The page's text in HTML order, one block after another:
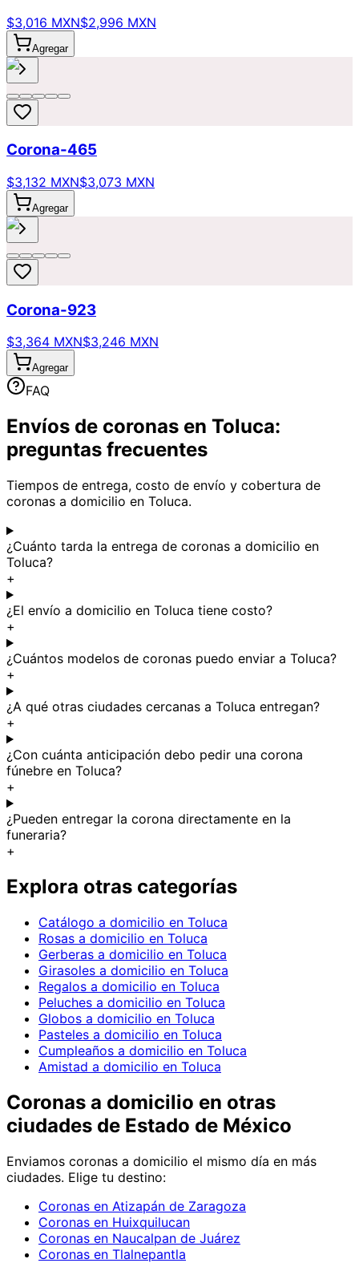
$3,016 MXN$2,996 MXN
Agregar
Corona-465
$3,132 MXN$3,073 MXN
Agregar
Corona-923
$3,364 MXN$3,246 MXN
Agregar
FAQ
Envíos de coronas en Toluca:
preguntas frecuentes
Tiempos de entrega, costo de envío y cobertura de
coronas a domicilio en Toluca.
¿Cuánto tarda la entrega de coronas a domicilio en
Toluca?
+
¿El envío a domicilio en Toluca tiene costo?
+
¿Cuántos modelos de coronas puedo enviar a Toluca?
+
¿A qué otras ciudades cercanas a Toluca entregan?
+
¿Con cuánta anticipación debo pedir una corona
fúnebre en Toluca?
+
¿Pueden entregar la corona directamente en la
funeraria?
+
Explora otras categorías
Catálogo a domicilio en Toluca
Rosas a domicilio en Toluca
Gerberas a domicilio en Toluca
Girasoles a domicilio en Toluca
Regalos a domicilio en Toluca
Peluches a domicilio en Toluca
Globos a domicilio en Toluca
Pasteles a domicilio en Toluca
Cumpleaños a domicilio en Toluca
Amistad a domicilio en Toluca
Coronas a domicilio en otras
ciudades de Estado de México
Enviamos coronas a domicilio el mismo día en más
ciudades. Elige tu destino:
Coronas en Atizapán de Zaragoza
Coronas en Huixquilucan
Coronas en Naucalpan de Juárez
Coronas en Tlalnepantla